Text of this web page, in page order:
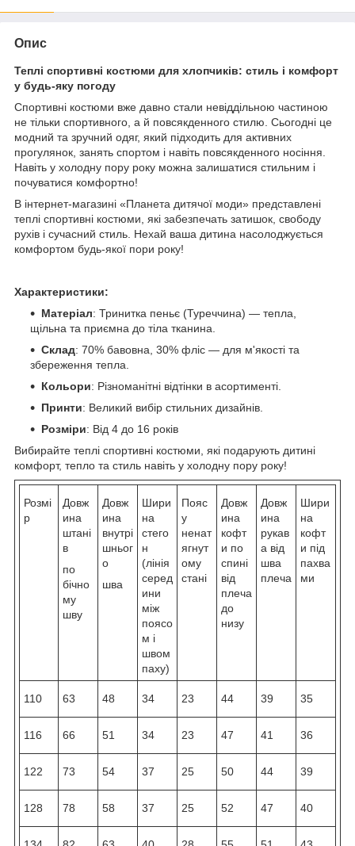
Опис
Теплі спортивні костюми для хлопчиків: стиль і комфорт
у будь-яку погоду
Спортивні костюми вже давно стали невіддільною частиною
не тільки спортивного, а й повсякденного стилю. Сьогодні це
модний та зручний одяг, який підходить для активних
прогулянок, занять спортом і навіть повсякденного носіння.
Навіть у холодну пору року можна залишатися стильним і
почуватися комфортно!
В інтернет-магазині «Планета дитячої моди» представлені
теплі спортивні костюми, які забезпечать затишок, свободу
рухів і сучасний стиль. Нехай ваша дитина насолоджується
комфортом будь-якої пори року!
Характеристики:
Матеріал: Тринитка пеньє (Туреччина) — тепла,
щільна та приємна до тіла тканина.
Склад: 70% бавовна, 30% фліс — для м'якості та
збереження тепла.
Кольори: Різноманітні відтінки в асортименті.
Принти: Великий вибір стильних дизайнів.
Розміри: Від 4 до 16 років
Вибирайте теплі спортивні костюми, які подарують дитині
комфорт, тепло та стиль навіть у холодну пору року!
Розмі
р
Довж
ина
штані
в
по
бічно
му
шву
Довж
ина
внутрі
шньог
о
шва
Шири
на
стего
н
(лінія
серед
ини
між
поясо
м і
швом
паху)
Пояс
у
ненат
ягнут
ому
стані
Довж
ина
кофт
и по
спині
від
плеча
до
низу
Довж
ина
рукав
а від
шва
плеча
Шири
на
кофт
и під
пахва
ми
110 63 48 34 23 44 39 35
116 66 51 34 23 47 41 36
122 73 54 37 25 50 44 39
128 78 58 37 25 52 47 40